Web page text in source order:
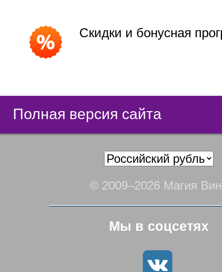
Скидки и бонусная
Полная версия сайта
© 2009–2026 Магия
Мы в соцсетях